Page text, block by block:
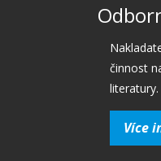
činnost
literatury.
Více